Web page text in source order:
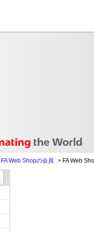
FA Web Shopの会員 > FA Web